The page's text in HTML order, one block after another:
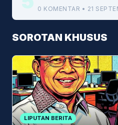
0 KOMENTAR • 21
SOROTAN KHUSUS
LIPUTAN BERITA